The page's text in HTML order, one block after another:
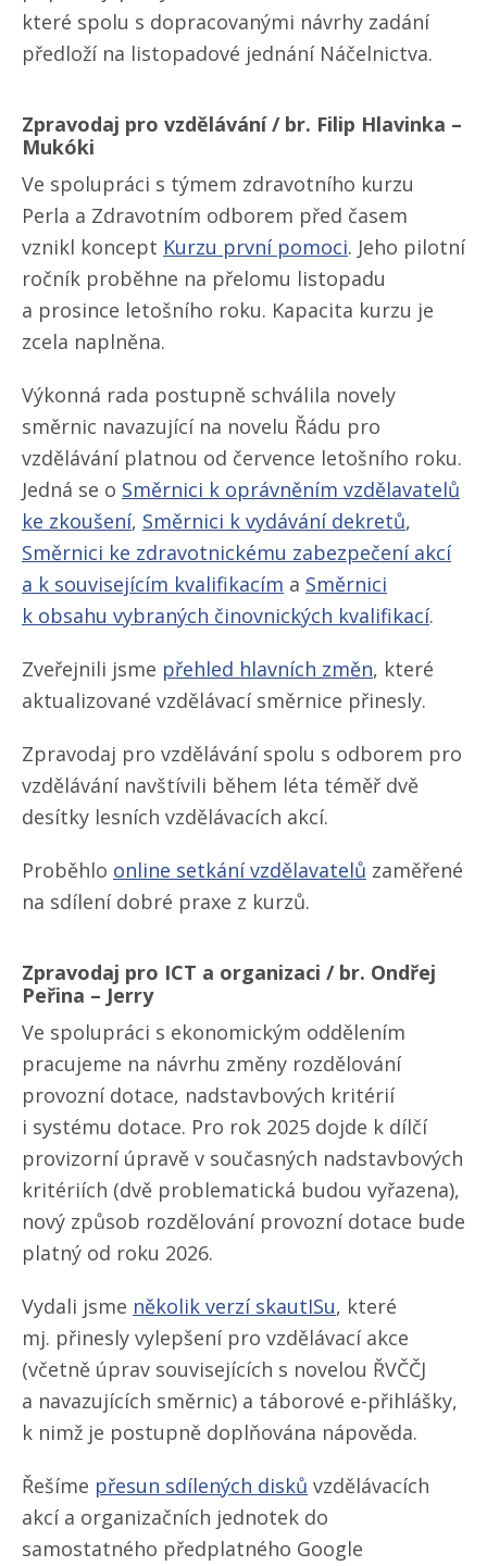
které spolu s dopracovanými návrhy zadání
předloží na listopadové jednání Náčelnictva.
Zpravodaj pro vzdělávání / br. Filip Hlavinka –
Mukóki
Ve spolupráci s týmem zdravotního kurzu
Perla a Zdravotním odborem před časem
vznikl koncept Kurzu první pomoci. Jeho pilotní
ročník proběhne na přelomu listopadu
a prosince letošního roku. Kapacita kurzu je
zcela naplněna.
Výkonná rada postupně schválila novely
směrnic navazující na novelu Řádu pro
vzdělávání platnou od července letošního roku.
Jedná se o Směrnici k oprávněním vzdělavatelů
ke zkoušení, Směrnici k vydávání dekretů,
Směrnici ke zdravotnickému zabezpečení akcí
a k souvisejícím kvalifikacím a Směrnici
k obsahu vybraných činovnických kvalifikací.
Zveřejnili jsme přehled hlavních změn, které
aktualizované vzdělávací směrnice přinesly.
Zpravodaj pro vzdělávání spolu s odborem pro
vzdělávání navštívili během léta téměř dvě
desítky lesních vzdělávacích akcí.
Proběhlo online setkání vzdělavatelů zaměřené
na sdílení dobré praxe z kurzů.
Zpravodaj pro ICT a organizaci / br. Ondřej
Peřina – Jerry
Ve spolupráci s ekonomickým oddělením
pracujeme na návrhu změny rozdělování
provozní dotace, nadstavbových kritérií
i systému dotace. Pro rok 2025 dojde k dílčí
provizorní úpravě v současných nadstavbových
kritériích (dvě problematická budou vyřazena),
nový způsob rozdělování provozní dotace bude
platný od roku 2026.
Vydali jsme několik verzí skautISu, které
mj. přinesly vylepšení pro vzdělávací akce
(včetně úprav souvisejících s novelou ŘVČČJ
a navazujících směrnic) a táborové e-přihlášky,
k nimž je postupně doplňována nápověda.
Řešíme přesun sdílených disků vzdělávacích
akcí a organizačních jednotek do
samostatného předplatného Google